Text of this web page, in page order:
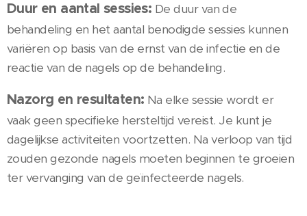
Duur en aantal sessies: De duur van de
behandeling en het aantal benodigde sessies kunnen
variëren op basis van de ernst van de infectie en de
reactie van de nagels op de behandeling.
Nazorg en resultaten: Na elke sessie wordt er
vaak geen specifieke hersteltijd vereist. Je kunt je
dagelijkse activiteiten voortzetten. Na verloop van tijd
zouden gezonde nagels moeten beginnen te groeien
ter vervanging van de geïnfecteerde nagels.